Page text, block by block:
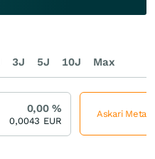
3J 5J 10J Max
0,00%
0,0043 EUR
Askari